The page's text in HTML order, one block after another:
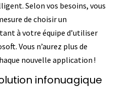
Selon vos besoins, vous
de choisir un
à votre équipe d’utiliser
Vous n’aurez plus de
nouvelle application !
infonuagique